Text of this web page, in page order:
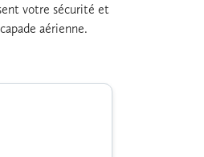
votre sécurité et
aérienne.